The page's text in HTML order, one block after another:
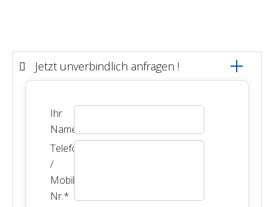
Jetzt unverbindlich anfragen !
Ihr
Name
Telefon-
/
Mobil-
Nr.*